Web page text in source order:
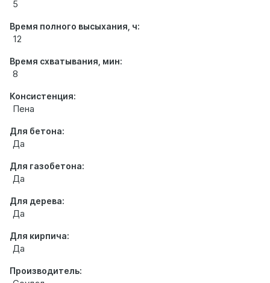
5
Время полного высыхания, ч:
12
Время схватывания, мин:
8
Консистенция:
Пена
Для бетона:
Да
Для газобетона:
Да
Для дерева:
Да
Для кирпича:
Да
Производитель: